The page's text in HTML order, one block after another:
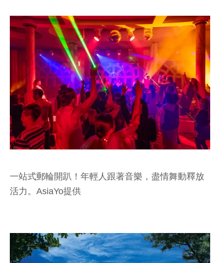
一站式郵輪開趴！年輕人跟著音樂，盡情舞動釋放
活力。AsiaYo提供